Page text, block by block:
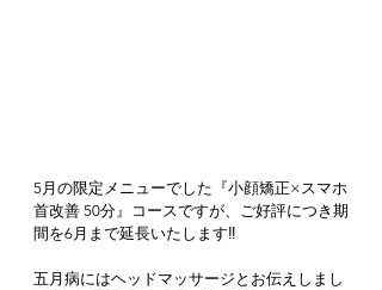
5月の限定メニューでした『小顔矯正×スマホ
首改善 50分』コースですが、ご好評につき期
間を6月まで延長いたします‼️
五月病にはヘッドマッサージとお伝えしまし